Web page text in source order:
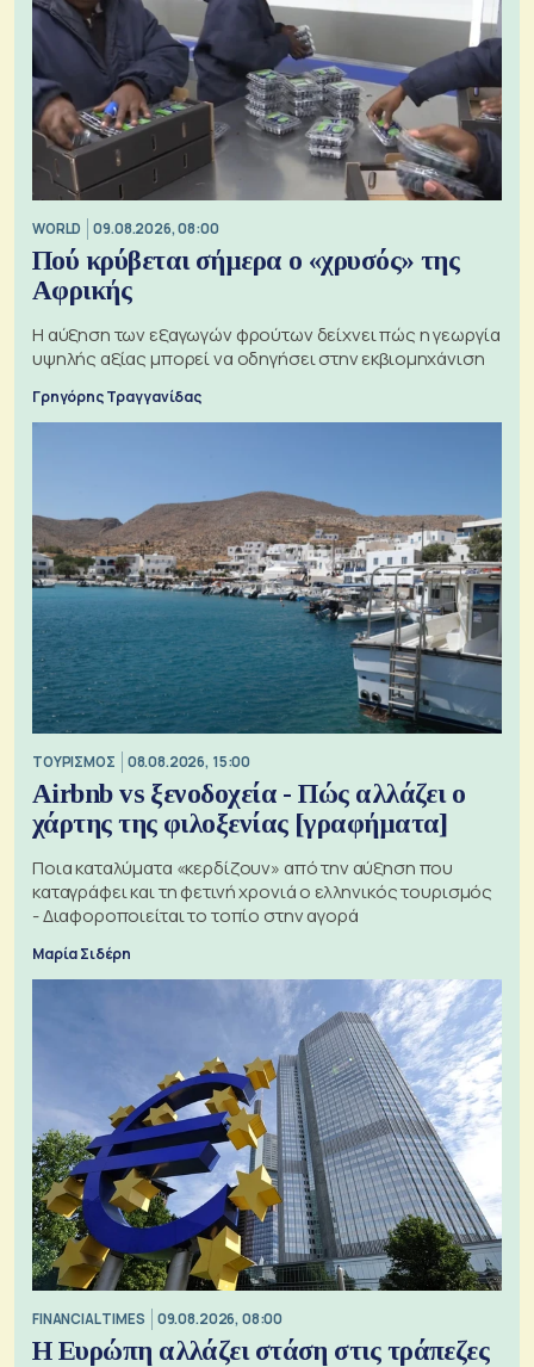
WORLD 09.08.2026, 08:00
Πού κρύβεται σήμερα ο «χρυσός» της
Αφρικής
Η αύξηση των εξαγωγών φρούτων δείχνει πώς η γεωργία
υψηλής αξίας μπορεί να οδηγήσει στην εκβιομηχάνιση
Γρηγόρης Τραγγανίδας
ΤΟΥΡΙΣΜΟΣ 08.08.2026, 15:00
Airbnb vs ξενοδοχεία - Πώς αλλάζει ο
χάρτης της φιλοξενίας [γραφήματα]
Ποια καταλύματα «κερδίζουν» από την αύξηση που
καταγράφει και τη φετινή χρονιά ο ελληνικός τουρισμός
- Διαφοροποιείται το τοπίο στην αγορά
Μαρία Σιδέρη
FINANCIAL TIMES 09.08.2026, 08:00
Η Ευρώπη αλλάζει στάση στις τράπεζες